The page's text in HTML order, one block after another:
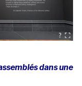
dans une